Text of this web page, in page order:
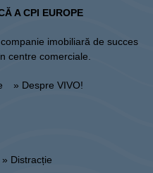
A CPI EUROPE
imobiliară de succes
centre comerciale.
» Despre VIVO!
» Distracție